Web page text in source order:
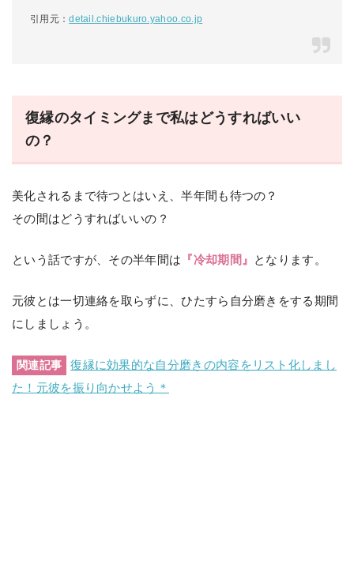
引用元：detail.chiebukuro.yahoo.co.jp
復縁のタイミングまで私はどうすればいい
の？
美化されるまで待つとはいえ、半年間も待つの？
その間はどうすればいいの？
という話ですが、その半年間は 『冷却期間』 となります。
元彼とは一切連絡を取らずに、ひたすら自分磨きをする期間
にしましょう。
関連記事
復縁に効果的な自分磨きの内容をリスト化しまし
た！元彼を振り向かせよう＊